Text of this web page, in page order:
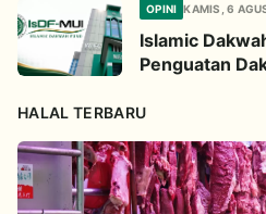
OPINI KAMIS, 6
Islamic
Penguatan
HALAL TERBARU